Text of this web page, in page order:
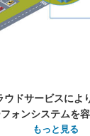
ドサービスによ
ォンシステムを
もっと見る